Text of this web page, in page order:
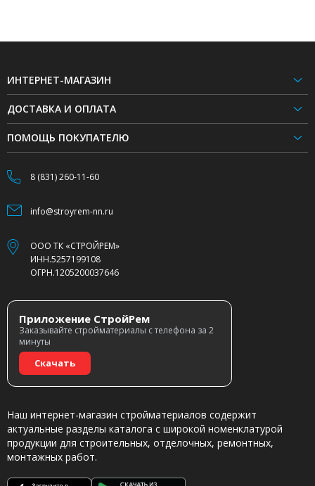
ИНТЕРНЕТ-МАГАЗИН
ДОСТАВКА И ОПЛАТА
ПОМОЩЬ ПОКУПАТЕЛЮ
8 (831) 260-11-60
info@stroyrem-nn.ru
ООО ТК «СТРОЙРЕМ»
ИНН.5257199108
ОГРН.1205200037646
Приложение СтройРем
Заказывайте стройматериалы с телефона за 2
минуты
Скачать
Наш интернет-магазин стройматериалов содержит
актуальные разделы каталога с широкой номенклатурой
продукции для строительных, отделочных, ремонтных,
монтажных работ.